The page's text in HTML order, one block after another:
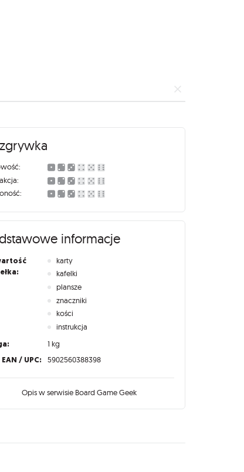
informacje
karty
kafelki
plansze
znaczniki
kości
instrukcja
1 kg
/ UPC: 5902560388398
Opis w serwisie Board Game Geek